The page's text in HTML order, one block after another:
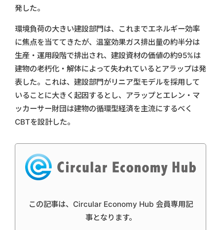
発した。
環境負荷の大きい建設部門は、これまでエネルギー効率
に焦点を当ててきたが、温室効果ガス排出量の約半分は
生産・運用段階で排出され、建設資材の価値の約95%は
建物の老朽化・解体によって失われているとアラップは発
表した。これは、建設部門がリニア型モデルを採用して
いることに大きく起因するとし、アラップとエレン・マ
ッカーサー財団は建物の循環型経済を主流にするべく
CBTを設計した。
この記事は、Circular Economy Hub 会員専用記
事となります。